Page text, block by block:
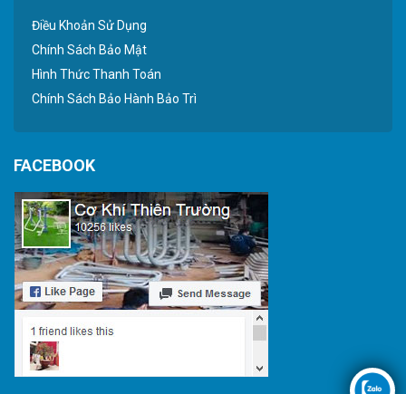
Điều Khoản Sử Dụng
Chính Sách Bảo Mật
Hình Thức Thanh Toán
Chính Sách Bảo Hành Bảo Trì
FACEBOOK